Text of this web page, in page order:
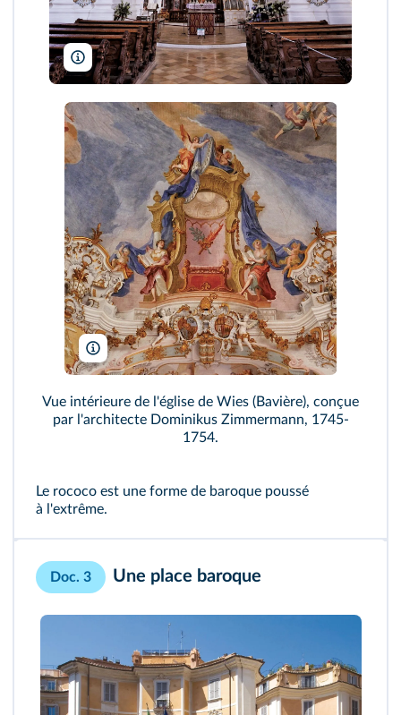
imageBROKER/Alamy
imageBROKER/Alamy
Vue intérieure de l'église de Wies (Bavière), conçue
par l'architecte Dominikus Zimmermann, 1745-
1754.
Le rococo est une forme de baroque poussé
à l'extrême.
Doc. 3 Une place baroque